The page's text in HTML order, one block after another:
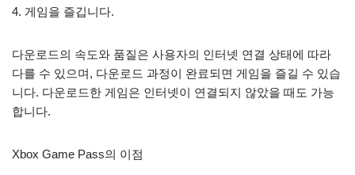
4. 게임을 즐깁니다.
다운로드의 속도와 품질은 사용자의 인터넷 연결 상태에 따라
다를 수 있으며, 다운로드 과정이 완료되면 게임을 즐길 수 있습
니다. 다운로드한 게임은 인터넷이 연결되지 않았을 때도 가능
합니다.
Xbox Game Pass의 이점